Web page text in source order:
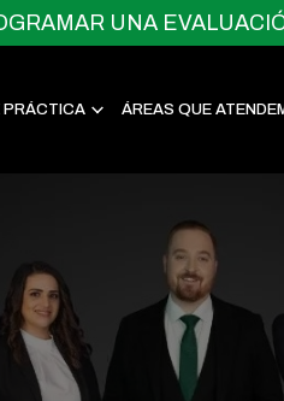
UNA
PRÁCTICA ÁREAS QUE